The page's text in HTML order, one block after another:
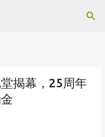
揭幕，25周年